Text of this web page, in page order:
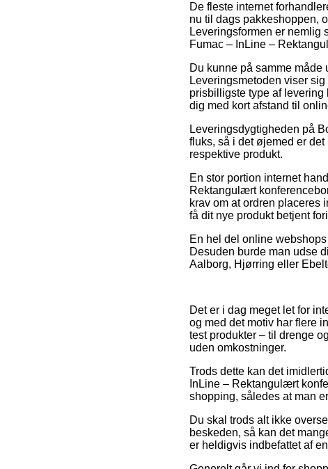
De fleste internet
nu til dags pakkeshoppen,
Leveringsformen er nemlig
Fumac – InLine –
Du kunne på samme
Leveringsmetoden viser
prisbilligste type af
dig med kort afstand til
Leveringsdygtigheden på
fluks, så i det øjemed er
respektive produkt.
En stor portion internet
Rektangulært
krav om at ordren
få dit nye produkt betjent
En hel del online
Desuden burde man udse
Aalborg, Hjørring eller
Det er i dag meget let for
og med det motiv har flere
test produkter – til drenge
uden omkostninger.
Trods dette kan det
InLine – Rektangulært
shopping, således at man
Du skal trods alt ikke
beskeden, så kan det
er heldigvis indbefattet af